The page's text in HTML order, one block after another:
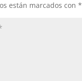
están marcados con*